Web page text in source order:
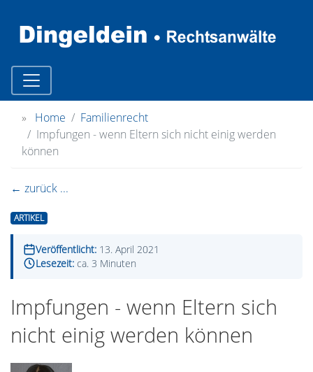
» Home
Familienrecht
Impfungen - wenn Eltern sich nicht einig werden
können
ARTIKEL
Veröffentlicht: 13. April 2021
Lesezeit:ca. 3 Minuten
Impfungen - wenn Eltern sich
nicht einig werden können
← zurück ...